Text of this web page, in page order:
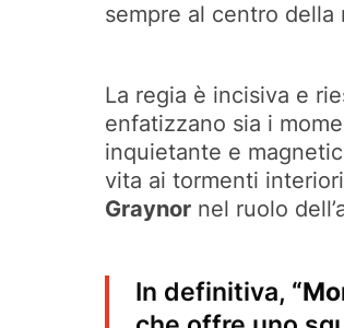
sempre al centro della
La regia è incisiva e
enfatizzano sia i
inquietante e
vita ai tormenti
Graynor nel ruolo
In definitiva,